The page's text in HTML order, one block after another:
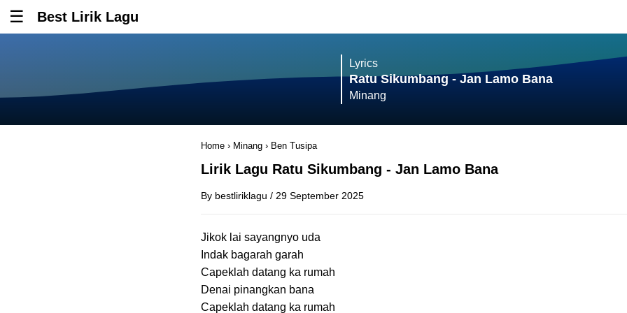
Tombol untuk membuka atau menutup menu
Best Lirik Lagu
Lyrics
Ratu Sikumbang - Jan Lamo Bana
Minang
Home › Minang › Ben Tusipa
Lirik Lagu Ratu Sikumbang - Jan Lamo Bana
By bestliriklagu / 29 September 2025
Jikok lai sayangnyo uda
Indak bagarah garah
Capeklah datang ka rumah
Denai pinangkan bana
Capeklah datang ka rumah